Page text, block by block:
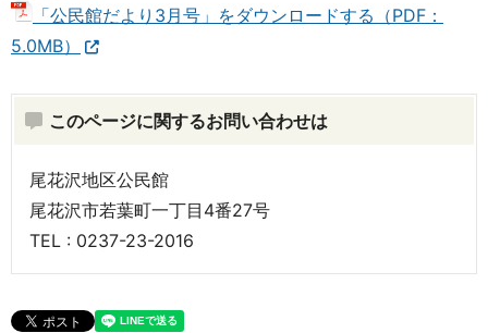
「公民館だより3月号」をダウンロードする（PDF：
5.0MB）
このページに関するお問い合わせは
尾花沢地区公民館
尾花沢市若葉町一丁目4番27号
TEL : 0237-23-2016